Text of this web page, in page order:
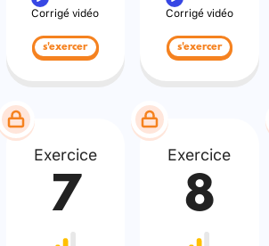
Corrigé vidéo
s'exercer
Corrigé vidéo
s'exercer
Exercice
7
Exercice
8